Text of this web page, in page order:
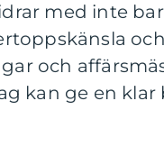
med inte
och
kan ge en klar